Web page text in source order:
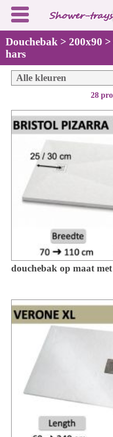
Douchebak > 200x90
hars
28
douchebak op maat